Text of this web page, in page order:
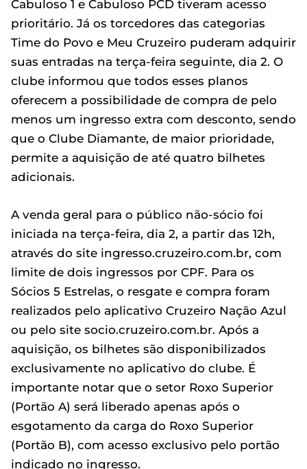
Cabuloso 1 e Cabuloso PCD tiveram acesso
prioritário. Já os torcedores das categorias
Time do Povo e Meu Cruzeiro puderam adquirir
suas entradas na terça-feira seguinte, dia 2. O
clube informou que todos esses planos
oferecem a possibilidade de compra de pelo
menos um ingresso extra com desconto, sendo
que o Clube Diamante, de maior prioridade,
permite a aquisição de até quatro bilhetes
adicionais.
A venda geral para o público não-sócio foi
iniciada na terça-feira, dia 2, a partir das 12h,
através do site ingresso.cruzeiro.com.br, com
limite de dois ingressos por CPF. Para os
Sócios 5 Estrelas, o resgate e compra foram
realizados pelo aplicativo Cruzeiro Nação Azul
ou pelo site socio.cruzeiro.com.br. Após a
aquisição, os bilhetes são disponibilizados
exclusivamente no aplicativo do clube. É
importante notar que o setor Roxo Superior
(Portão A) será liberado apenas após o
esgotamento da carga do Roxo Superior
(Portão B), com acesso exclusivo pelo portão
indicado no ingresso.